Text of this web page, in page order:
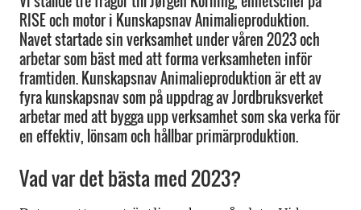
RISE och motor i Kunskapsnav Animalieproduktion.
Navet startade sin verksamhet under våren 2023 och
arbetar som bäst med att forma verksamheten inför
framtiden. Kunskapsnav Animalieproduktion är ett av
fyra kunskapsnav som på uppdrag av Jordbruksverket
arbetar med att bygga upp verksamhet som ska verka för
en effektiv, lönsam och hållbar primärproduktion.
Vad var det bästa med 2023?